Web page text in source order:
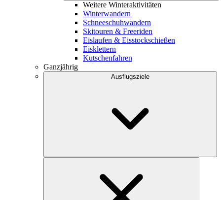
Weitere Winteraktivitäten
Winterwandern
Schneeschuhwandern
Skitouren & Freeriden
Eislaufen & Eisstockschießen
Eisklettern
Kutschenfahren
Ganzjährig
Ausflugsziele